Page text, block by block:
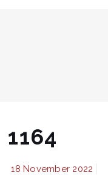
1164
18 November 2022